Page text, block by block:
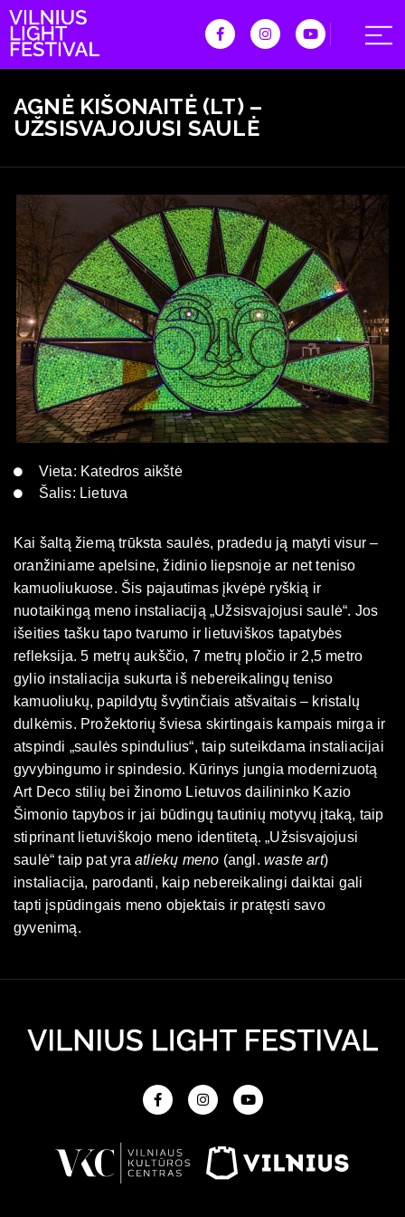
AGNĖ KIŠONAITĖ (LT) –
UŽSISVAJOJUSI SAULĖ
Vieta: Katedros aikštė
Šalis: Lietuva
Kai šaltą žiemą trūksta saulės, pradedu ją matyti visur –
oranžiniame apelsine, židinio liepsnoje ar net teniso
kamuoliukuose. Šis pajautimas įkvėpė ryškią ir
nuotaikingą meno instaliaciją „Užsisvajojusi saulė“. Jos
išeities tašku tapo tvarumo ir lietuviškos tapatybės
refleksija. 5 metrų aukščio, 7 metrų pločio ir 2,5 metro
gylio instaliacija sukurta iš nebereikalingų teniso
kamuoliukų, papildytų švytinčiais atšvaitais – kristalų
dulkėmis. Prožektorių šviesa skirtingais kampais mirga ir
atspindi „saulės spindulius“, taip suteikdama instaliacijai
gyvybingumo ir spindesio. Kūrinys jungia modernizuotą
Art Deco stilių bei žinomo Lietuvos dailininko Kazio
Šimonio tapybos ir jai būdingų tautinių motyvų įtaką, taip
stiprinant lietuviškojo meno identitetą. „Užsisvajojusi
saulė“ taip pat yra atliekų meno (angl.waste art)
instaliacija, parodanti, kaip nebereikalingi daiktai gali
tapti įspūdingais meno objektais ir pratęsti savo
gyvenimą.